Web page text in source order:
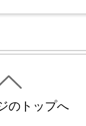
のトップへ